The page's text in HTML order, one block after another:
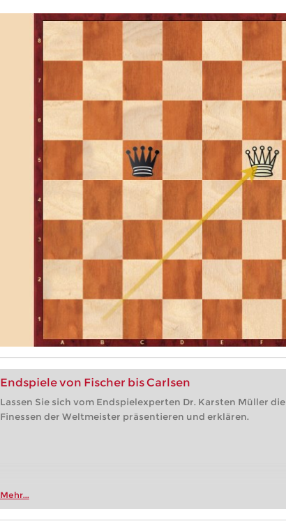
Endspiele von Fischer bis Carlsen
Lassen Sie sich vom Endspielexperten Dr. Karsten Müller die
Finessen der Weltmeister präsentieren und erklären.
Mehr...